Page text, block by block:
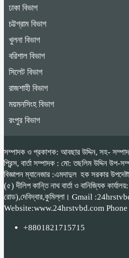
ঢাকা বিভাগ
চট্টগ্রাম বিভাগ
খুলনা বিভাগ
বরিশাল বিভাগ
সিলেট বিভাগ
রাজশাহী বিভাগ
ময়মনসিংহ বিভাগ
রংপুর বিভাগ
সম্পাদক ও প্রকাশক: আবছার উদ্দিন, সহ-
প্রিন্স, বার্তা সম্পাদক : মো: তছলিম উদ্দিন উপ-
বিজ্ঞাপন ম্যানেজার :এমদাদুল হক সরকার
(৫) দীলিপ কান্তি নাথ বার্তা ও বানিজ্যিক কার্যালয়:
রোড),দেবিদ্বার,কুমিল্লা। Gmail
Website:www.24hrstvbd.com
+8801821715715